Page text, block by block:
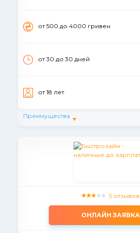
от 500 до 4000 гривен
от 30 до 30 дней
от 18 лет
Преимущества
5 отзывов
ОНЛАЙН ЗАЯВКА